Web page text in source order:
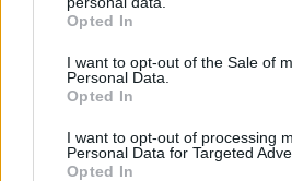
grant or deny consent to Google and
use your data for below specified
consent section.
Opted In
I want to opt-out of the Sale of
Personal Data.
Opted In
I want to opt-out of processing
Personal Data for Targeted
Opted In
της Καρυστιανού, της ζητά να
Καταγγέλλει μεθοδευμένη
κόμματος
πριν 35 λεπτά
Νόμιζε πως έμπαινε στην
πριν 40 λεπτά